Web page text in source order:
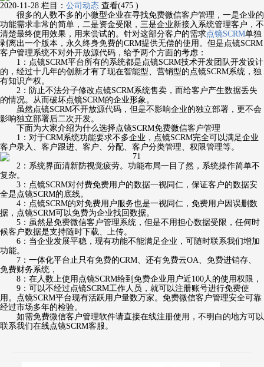
2020-11-28 栏目： 公司动态 查看(475 )
很多的人数不多的小微型企业在寻找免费微信客户管理，一是企业的
功能需求非常的简单，二是资金受限，三是企业新接入系统管理客户，不
清楚最终使用效果，用来尝试的。针对这部分客户的需求点镜SCRM单独
剥离出一个版本，永久终身免费的CRM提供无偿的使用。但是点镜SCRM
客户管理系统不对外开放源代码，给予两个方面的考虑：
1：点镜SCRM平台所有的系统都是点镜SCRM技术开发团队开发设计
的，经过十几年的创新才有了现在智能型、营销型的点镜SCRM系统，独
有知识产权。
2：防止不法分子修改点镜SCRM系统售卖，而给客户产生数据丢失
的情况。从而破坏点镜SCRM的企业形象。
虽然点镜SCRM不开放源代码，但是不影响企业的独立部署，更不会
影响独立部署后二次开发。
下面为大家介绍为什么选择点镜SCRM免费微信客户管理
1：对于CRM系统功能要求不多企业，点镜SCRM完全可以满足企业
客户录入、客户跟进、客户、分配、客户分类管理、权限管理等。
2：系统界面清新防视觉疲劳。功能布局一目了然，系统操作简单不
复杂。
3：点镜SCRM对付费免费用户的数据一视同仁，保证客户的数据安
全是点镜SCRM的底线。
4：点镜SCRM的对免费用户服务也是一视同仁，免费用户因误删数
据，点镜SCRM可以免费为企业找回数据。
5：虽然是免费微信客户管理系统，但是不用担心数据受限，任何时
候客户数据是支持随时下载、上传。
6：当企业发展平稳，现有功能不能满足企业，可随时联系我们增加
功能。
7：一体化平台止只有免费的CRM、还有免费云OA、免费进销存、
免费财务系统，
8：在人数上使用点镜SCRM给到免费企业用户近100人的使用权限，
9：可以不经过点镜SCRM工作人员，就可以注册账号进行免费使
用。点镜SCRM平台现有活跃用户量数万家。免费微信客户管理安全可靠
经过市场多年的检验。
如需免费微信客户管理软件请直接在线注册使用，不明白的地方可以
联系我们在线点镜SCRM客服。